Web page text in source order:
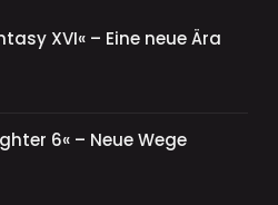
XVI« – Eine neue Ära
6« – Neue Wege